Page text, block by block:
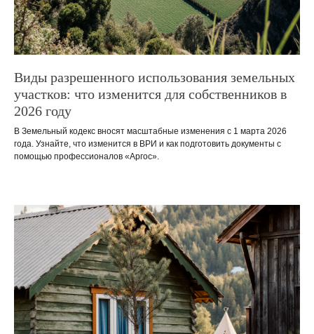
Виды разрешенного использования земельных
участков: что изменится для собственников в
2026 году
В Земельный кодекс вносят масштабные изменения с 1 марта 2026
года. Узнайте, что изменится в ВРИ и как подготовить документы с
помощью профессионалов «Аргос».